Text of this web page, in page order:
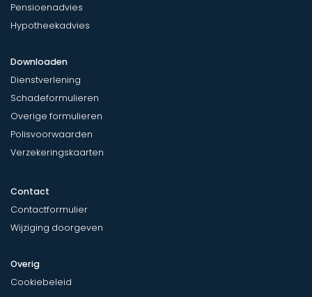
Pensioenadvies
Hypotheekadvies
Downloaden
Dienstverlening
Schadeformulieren
Overige formulieren
Polisvoorwaarden
Verzekeringskaarten
Contact
Contactformulier
Wijziging doorgeven
Overig
Cookiebeleid